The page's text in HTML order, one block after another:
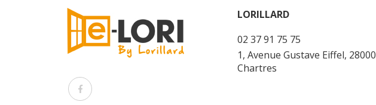
LORILLARD
02 37 91 75 75
1, Avenue Gustave Eiffel, 28000
Chartres